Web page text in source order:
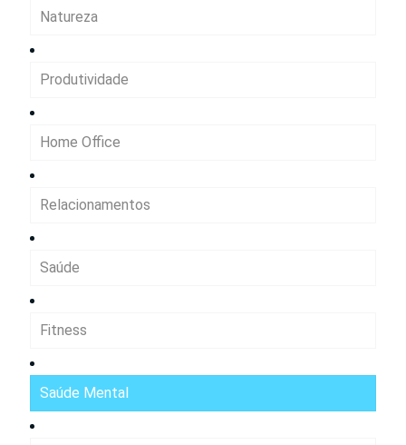
Natureza
Produtividade
Home Office
Relacionamentos
Saúde
Fitness
Saúde Mental